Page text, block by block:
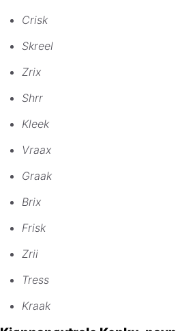
Crisk
Skreel
Zrix
Shrr
Kleek
Vraax
Graak
Brix
Frisk
Zrii
Tress
Kraak